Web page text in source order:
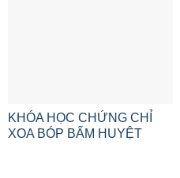
KHÓA HỌC CHỨNG CHỈ
XOA BÓP BẤM HUYỆT